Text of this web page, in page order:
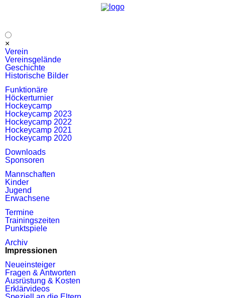
×
überspringen
Verein
Vereinsgelände
Geschichte
Historische Bilder
Funktionäre
Höckerturnier
Hockeycamp
Hockeycamp 2023
Hockeycamp 2022
Hockeycamp 2021
Hockeycamp 2020
Downloads
Sponsoren
Mannschaften
Kinder
Jugend
Erwachsene
Termine
Trainingszeiten
Punktspiele
Archiv
Impressionen
Neueinsteiger
Fragen & Antworten
Ausrüstung & Kosten
Erklärvideos